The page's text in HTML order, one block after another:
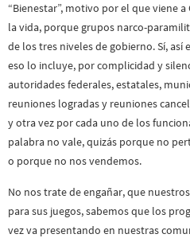
“Bienestar”, motivo por el que viene
la vida, porque grupos narco-
de los tres niveles de gobierno. Sí, así
eso lo incluye, por complicidad y
autoridades federales, estatales,
reuniones logradas y reuniones
y otra vez por cada uno de los
palabra no vale, quizás porque no
o porque no nos vendemos.
No nos trate de engañar, que
para sus juegos, sabemos que los
vez va presentando en nuestras